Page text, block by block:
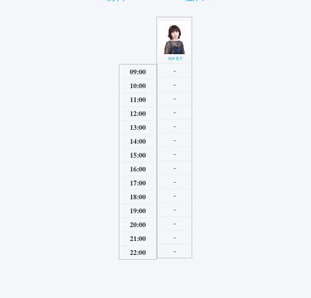
09:00
10:00
11:00
12:00
13:00
14:00
15:00
16:00
17:00
18:00
19:00
20:00
21:00
22:00
浅井直子
-
-
-
-
-
-
-
-
-
-
-
-
-
-